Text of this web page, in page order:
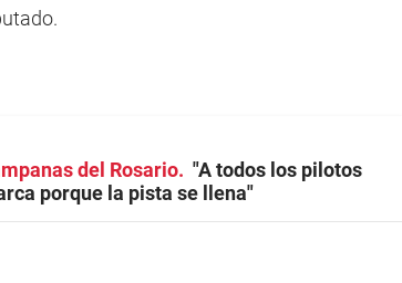
del Rosario
"A todos los pilotos
porque la pista se llena"